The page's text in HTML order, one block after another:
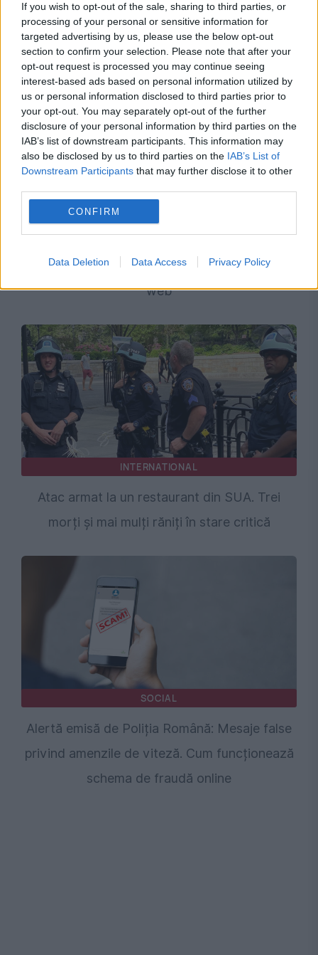
If you wish to opt-out of the sale, sharing to third parties, or
processing of your personal or sensitive information for
targeted advertising by us, please use the below opt-out
section to confirm your selection. Please note that after your
opt-out request is processed you may continue seeing
interest-based ads based on personal information utilized by
us or personal information disclosed to third parties prior to
your opt-out. You may separately opt-out of the further
disclosure of your personal information by third parties on the
IAB’s list of downstream participants. This information may
also be disclosed by us to third parties on the IAB’s List of
Downstream Participants that may further disclose it to other
CONFIRM
Data Deletion Data Access Privacy Policy
pierderea a 5,8 miliarde de euro din PNRR și a
deblocat 16,7 miliarde din SAFE
Datele personale ale polițiștilor, scurse pe dark
web
INTERNATIONAL
Atac armat la un restaurant din SUA. Trei
morți și mai mulți răniți în stare critică
SOCIAL
Alertă emisă de Poliția Română: Mesaje false
privind amenzile de viteză. Cum funcționează
schema de fraudă online